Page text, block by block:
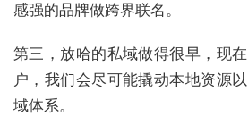
感强的品牌做跨界联名。
第三，放哈的私域做得很早，现
户，我们会尽可能撬动本地资源
域体系。